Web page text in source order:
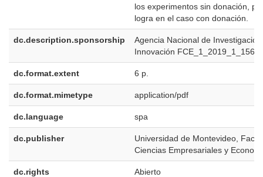
los experimentos sin donación,
logra en el caso con donación.
dc.description.sponsorship
Agencia Nacional de
Innovación
dc.format.extent 6 p.
dc.format.mimetype application/pdf
dc.language spa
dc.publisher
Universidad de Montevideo,
Ciencias Empresariales y
dc.rights Abierto